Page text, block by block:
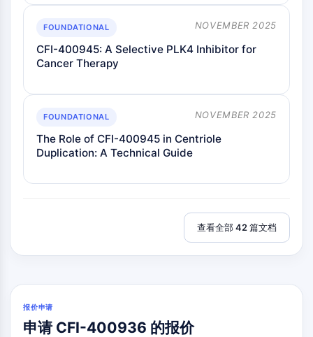
补体系统
STING
CXC趋化因子受体
糖皮质激素受体
一氧化氮合酶
组胺受体
白细胞介素相关
外在途径同义词：死亡受体介导途径
细胞凋亡
FOUNDATIONAL NOVEMBER 2025
CFI-400945: A Selective PLK4 Inhibitor for
Cancer Therapy
FOUNDATIONAL NOVEMBER 2025
The Role of CFI-400945 in Centriole
Duplication: A Technical Guide
查看全部 42 篇文档
报价申请
申请 CFI-400936 的报价